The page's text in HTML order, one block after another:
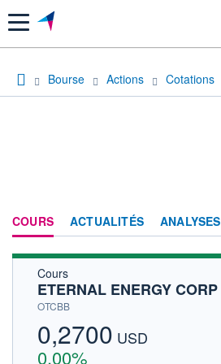
Menu
Bourse Actions Cotations
COURS ACTUALITÉS ANALYSES
Cours
ETERNAL ENERGY CORP
OTCBB
0,2700 USD
0,00%